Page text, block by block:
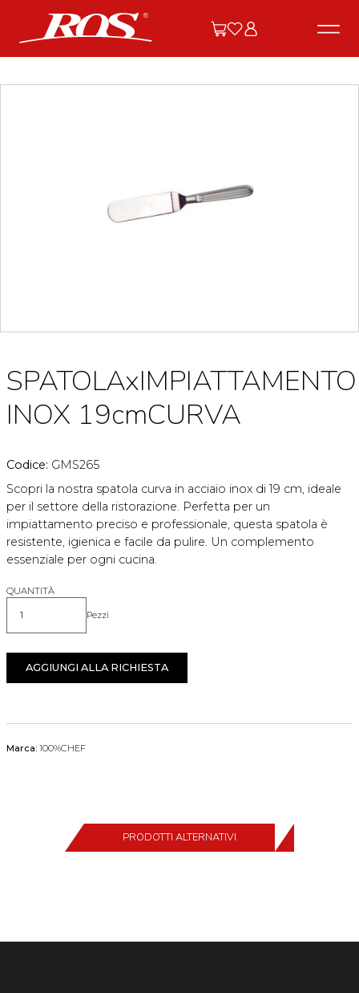
SPATOLAxIMPIATTAMENTO
INOX 19cmCURVA
Codice: GMS265
Scopri la nostra spatola curva in acciaio inox di 19 cm, ideale
per il settore della ristorazione. Perfetta per un
impiattamento preciso e professionale, questa spatola è
resistente, igienica e facile da pulire. Un complemento
essenziale per ogni cucina.
QUANTITÀ
Quantità Pezzi
AGGIUNGI ALLA RICHIESTA
Marca: 100%CHEF
PRODOTTI ALTERNATIVI